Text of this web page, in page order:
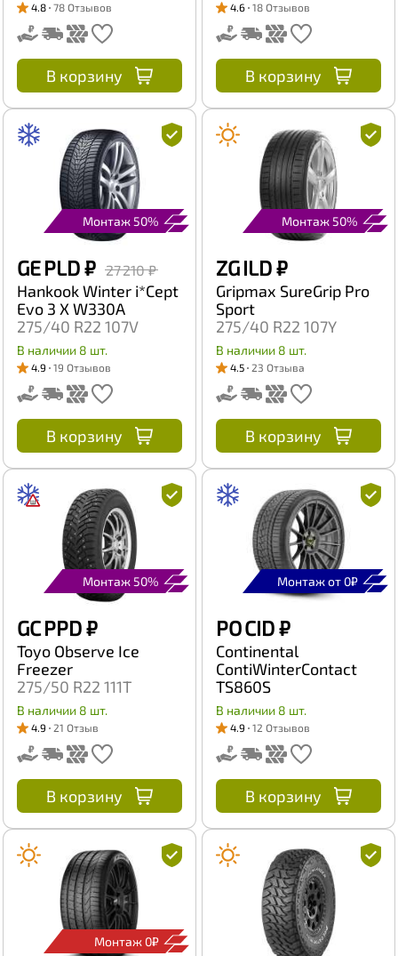
4.8 78 Отзывов
В корзину
4.6 18 Отзывов
В корзину
Монтаж 50%
GE PLD₽ 27 210 ₽
Hankook Winter i*Cept
Evo 3 X W330A
275/40 R22 107V
В наличии 8 шт.
4.9 19 Отзывов
В корзину
Монтаж 50%
ZG ILD₽
Gripmax SureGrip Pro
Sport
275/40 R22 107Y
В наличии 8 шт.
4.5 23 Отзыва
В корзину
Монтаж 50%
GC PPD₽
Toyo Observe Ice
Freezer
275/50 R22 111T
В наличии 8 шт.
4.9 21 Отзыв
В корзину
Монтаж от 0₽
PO CID₽
Continental
ContiWinterContact
TS860S
285/30 R22 101W
В наличии 8 шт.
4.9 12 Отзывов
В корзину
Монтаж 0₽